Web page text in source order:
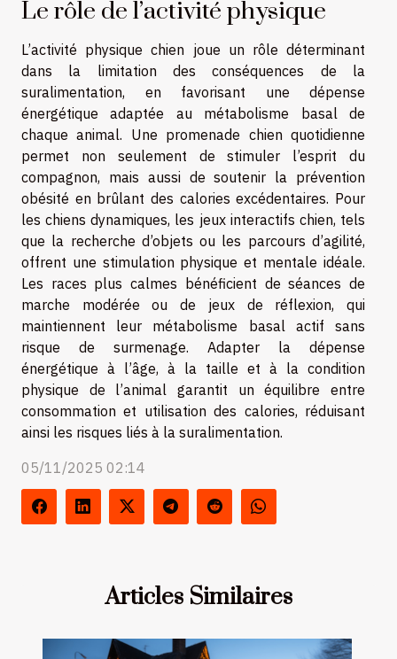
Le rôle de l’activité physique
L’activité physique chien joue un rôle déterminant
dans la limitation des conséquences de la
suralimentation, en favorisant une dépense
énergétique adaptée au métabolisme basal de
chaque animal. Une promenade chien quotidienne
permet non seulement de stimuler l’esprit du
compagnon, mais aussi de soutenir la prévention
obésité en brûlant des calories excédentaires. Pour
les chiens dynamiques, les jeux interactifs chien, tels
que la recherche d’objets ou les parcours d’agilité,
offrent une stimulation physique et mentale idéale.
Les races plus calmes bénéficient de séances de
marche modérée ou de jeux de réflexion, qui
maintiennent leur métabolisme basal actif sans
risque de surmenage. Adapter la dépense
énergétique à l’âge, à la taille et à la condition
physique de l’animal garantit un équilibre entre
consommation et utilisation des calories, réduisant
ainsi les risques liés à la suralimentation.
05/11/2025 02:14
Articles Similaires